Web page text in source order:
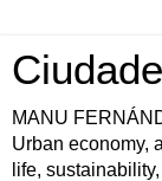
MANU
Urban economy,
life,